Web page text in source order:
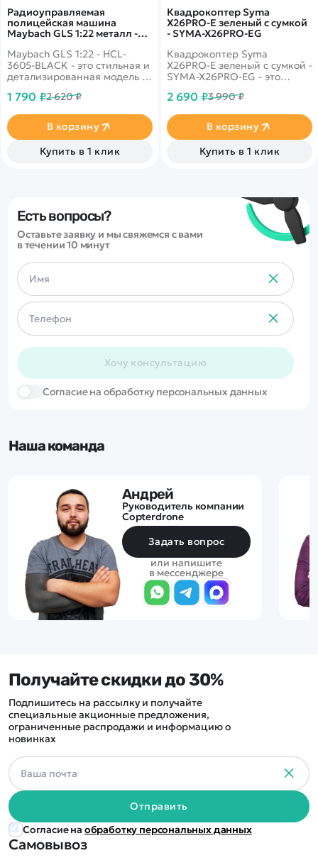
Радиоуправляемая
полицейская машина
Maybach GLS 1:22 металл -
Maybach GLS 1:22 - HCL-
3605-BLACK - это стильная и
детализированная модель с
светодиодной подсветкой
парогенератором с
подсветкой.
Открывающиеся двери,
капот и багажник делают
1 790 ₽2 620 ₽
В корзину
Купить в 1 клик
Квадрокоптер Syma
X26PRO-E зеленый с сумкой
- SYMA-X26PRO-EG
Квадрокоптер Syma
X26PRO-E зеленый с сумкой -
SYMA-X26PRO-EG - это
популярного квадрокоптера
котором реализованы самые
современные функции.
Теперь модель имеет более
яркую подсветку, красивый
как время игры увеличено
2 690 ₽3 990 ₽
В корзину
Купить в 1 клик
Есть вопросы?
Оставьте заявку и мы свяжемся с вами
в течении 10 минут
Хочу консультацию
Cогласие на обработку персональных данных
Наша команда
Андрей
Руководитель компании
Copterdrone
Задать вопрос
или напишите
в мессенджере
Самовывоз
Получайте скидки до 30%
Подпишитесь на рассылку и получайте
специальные акционные предложения,
ограниченные распродажи и информацию о
новинках
Отправить
Согласие на обработку персональных данных